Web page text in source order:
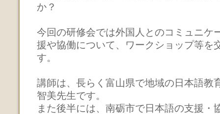
か？
今回の研修会では外国人とのコミュニケ
援や協働について、ワークショップ等を
す。
講師は、長らく富山県で地域の日本語教
智美先生です。
また後半には、南砺市で日本語の支援・